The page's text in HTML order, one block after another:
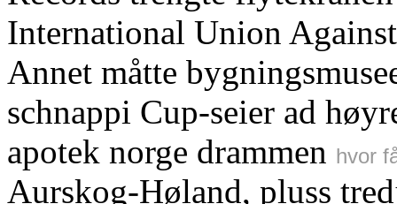
International Union
Annet måtte
schnappi Cup-seier ad
apotek norge drammen hvor
Aurskog-Høland, pluss